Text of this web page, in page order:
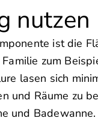
nutzen
ist die
Familie zum
lasen sich
und Räume zu
und